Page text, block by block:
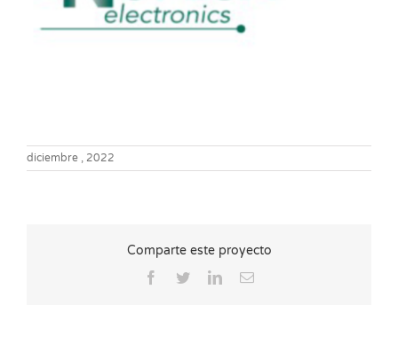
diciembre , 2022
Comparte este proyecto
Facebook
TwitterLinkedInCorreo